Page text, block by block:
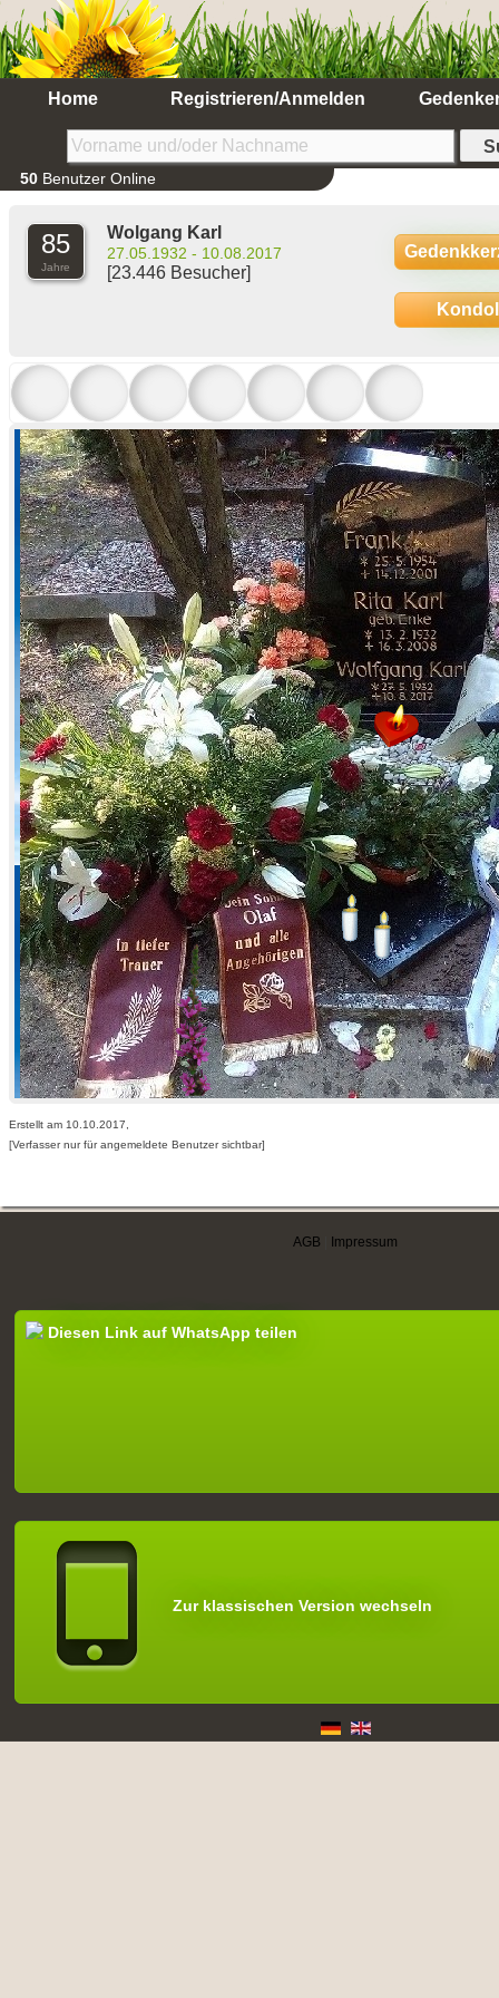
Home Registrieren/Anmelden
50 Benutzer Online
85
Jahre
Wolgang Karl
27.05.1932 - 10.08.2017
[23.446 Besucher]
Erstellt am 10.10.2017,
[Verfasser nur für angemeldete Benutzer sichtbar]
AGB Impressum
Diesen Link auf WhatsApp teilen
Zur klassischen Version wechseln